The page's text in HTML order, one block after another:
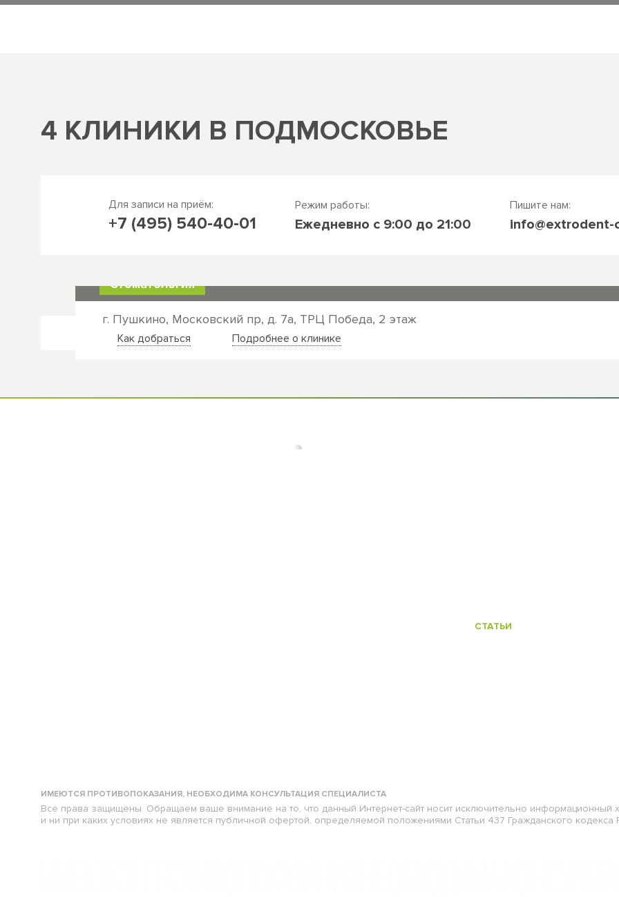
4 КЛИНИКИ В ПОДМОСКОВЬЕ
Для записи на приём:
+7 (495) 540-40-01
Режим работы:
Ежедневно c 9:00 до 21:00
Пишите нам:
info@extrodent-
Стоматология
г. Пушкино, Московский пр, д. 7а, ТРЦ Победа, 2 этаж
Как добраться Подробнее о клинике
Стоматология
СТАТЬИ
ИМЕЮТСЯ ПРОТИВОПОКАЗАНИЯ, НЕОБХОДИМА КОНСУЛЬТАЦИЯ СПЕЦИАЛИСТА
Все права защищены. Обращаем ваше внимание на то, что данный Интернет-сайт носит исключительно информационный
и ни при каких условиях не является публичной офертой, определяемой положениями Статьи 437 Гражданского кодекса